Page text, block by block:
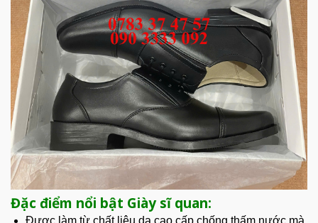
Đặc điểm nổi bật Giày sĩ quan: